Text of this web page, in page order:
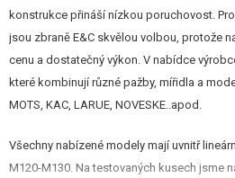
KONTAKT
konstrukce přináší nízkou poruchovost.
jsou zbraně E&C skvělou volbou, protože
cenu a dostatečný výkon. V nabídce
které kombinují různé pažby, mířidla a
MOTS, KAC, LARUE, NOVESKE..apod.
Všechny nabízené modely mají uvnitř
M120-M130. Na testovaných kusech jsme